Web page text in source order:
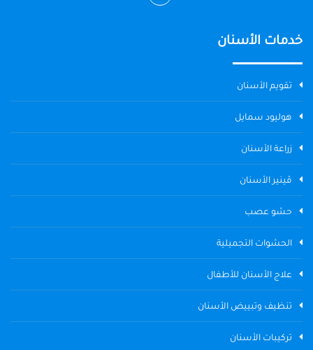
خدمات الأسنان
تقويم الأسنان
هوليود سمايل
زراعة الأسنان
ڤينير الأسنان
حشو عصب
الحشوات التجميلية
علاج الأسنان للأطفال
تنظيف وتبييض الأسنان
تركيبات الأسنان